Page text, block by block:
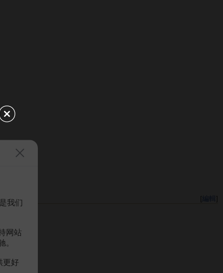
[編輯
我们
网站
。
更好